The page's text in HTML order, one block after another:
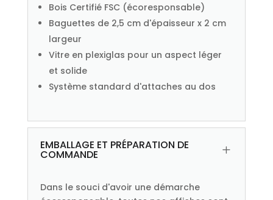
Bois Certifié FSC (écoresponsable)
Baguettes de 2,5 cm d'épaisseur x 2 cm
largeur
Vitre en plexiglas pour un aspect léger
et solide
Système standard d'attaches au dos
EMBALLAGE ET PRÉPARATION DE
COMMANDE L
Dans le souci d'avoir une démarche